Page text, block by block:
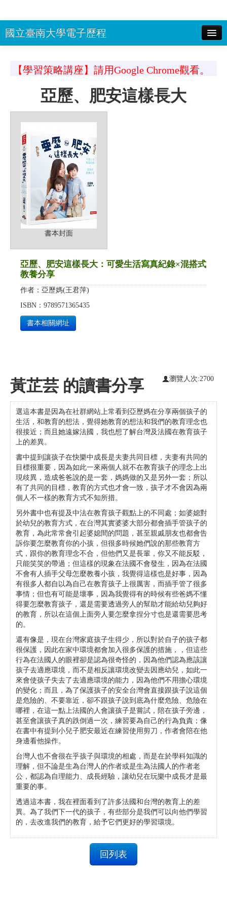
國立臺南大學電子歷程
示密碼 驗證碼： 登入
南大首頁
回EP首頁
【學習策略講座】請用Google Chrome觀看。
亞歷、肥安這樣長大
書本封面
亞歷、肥安這樣長大：可愛生活寫真紀錄×混搭式
教養分享
作者： 亞歷媽(王君萍)
ISBN： 9789571365435
書本相關網址
瀏覽人次:2700
黃芷芸 的讀書分享
選這本書是因為在社群網站上常看到亞歷媽在分享兩個孩子的
生活，和教育的想法，覺得她教育的想法和我們的教育理念也
很接近；而且她遠嫁法國，我也想了解台灣及法國在教育孩子
上的差異。
書中提到讓孩子在快樂中成長是夫妻共同目標，夫妻有共同的
目標很重要，因為如此一來兩個人就不在教育孩子的理念上出
現歧異，造成爸爸說的是一套，媽媽做的又是另外一套；所以
有了共同的目標，教育的方式也才會一致，孩子才不會因為兩
個人不一樣的教育方式不知所措。
另外書中也有提及中法在教育孩子觀點上的不同處；如婆媳對
於幼兒的教育方式，在台灣其實婆婆大部分都會插手管孩子的
教育，為此常常會引起婆媳間的問題，甚至親戚朋友也都會告
訴你要怎麼教育你的小孩，但很多時候她們說的那些教育方
式，跟你的教育理念不合，但他們又是長輩，你又不能反駁，
只能笑笑的帶過；但這樣的現象在法國不會發生，因為在法國
不會有人插手父母怎麼教養小孩，我覺得這樣也是好事，因為
有很多人都自以為自己在教育孩子上很厲害，而插手管了很多
事情；但也有可能是壞事，因為我覺得有的時候有些爸媽不懂
得要怎麼教育孩子，還是需要透過旁人的幫助才能給幼兒夠好
的教育，所以在這個上面旁人要怎麼拿捏分寸也是還需要思考
的。
還有像是，現在台灣家庭孩子生得少，所以對於自子的孩子都
很保護，因此在家中環境都會加入很多保護的措施，，但這些
行為在法國人的眼裡卻是認為很奇怪的，因為他們認為應該讓
孩子去適應環境，而不是相反讓環境改變去因應幼兒，如此一
來會使孩子失去了去適應環境的能力，因為他們不用擔心環境
的變化；而且，為了保護孩子的安全台灣會直接跟孩子說這個
是危險的、不要靠近，卻不跟孩子說到底為什麼危險、危險在
哪裡，在這一點上法國的人會讓孩子是嘗試，陪在孩子旁邊，
甚至會讓孩子真的跌倒過一次，練習要為自己的行為負責；像
在書中有提到小兒子肥安最近在練習使用剪刀，作者會陪在他
身邊看他操作。
台灣人也不會很在乎孩子與環境的相處，而是在於學科知識的
理解，但不論是生為台灣人的作者或是生為法國人的作者老
公，都認為自理能力、成長經驗，讓幼兒在玩樂中成長才是最
重要的事。
透過這本書，我在裡面看到了許多法國和台灣的教育上的差
異。為了我們下一代的孩子，有些部分是我們可以向他們學習
的，去改進我們的教育，給予它們更好的學習環境。
回列表